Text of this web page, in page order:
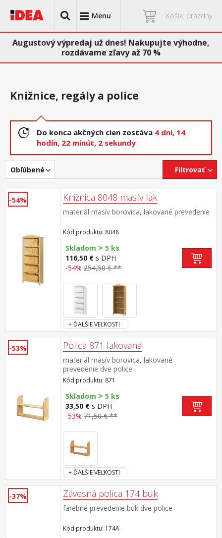
Menu Košík: prázdny
Augustový výpredaj už dnes! Nakupujte výhodne,
rozdávame zľavy až 70 %
Knižnice, regály a police
Do konca akčných cien zostáva 4 dni, 14
hodín, 22 minút, 1 sekunda
Obľúbené Filtrovať
-54% Knižnica 8048 masív lak
materiál masív borovica, lakované prevedenie
Kód produktu: 8048
Skladom > 5 ks
116,50 € s DPH
-54% 254,50 € **
+ ĎALŠIE VEĽKOSTI
-53% Polica 871 lakovaná
materiál masív borovica, lakované
prevedenie dve police
Kód produktu: 871
Skladom > 5 ks
33,50 € s DPH
-53% 71,50 € **
+ ĎALŠIE VEĽKOSTI
-37% Závesná polica 174 buk
farebné prevedenie buk dve police
Kód produktu: 174A